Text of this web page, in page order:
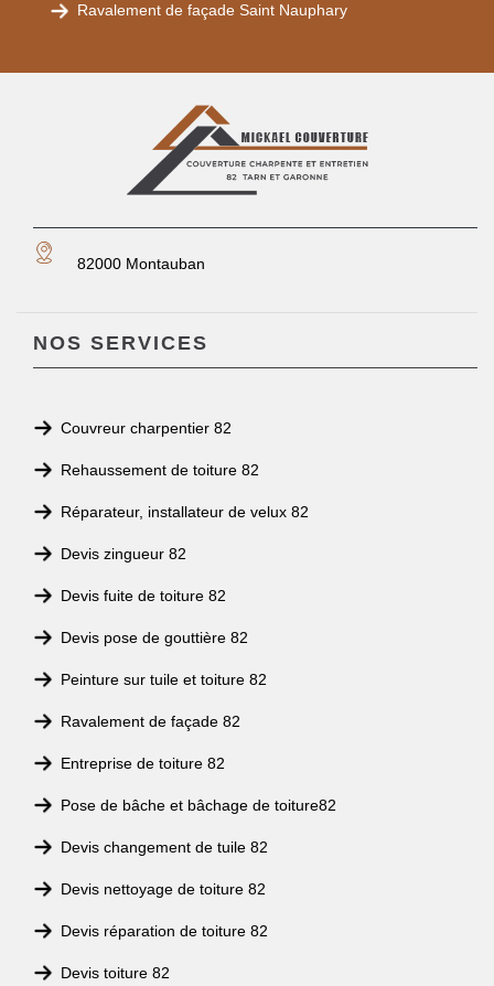
Ravalement de façade Saint Nauphary
82000 Montauban
NOS SERVICES
Couvreur charpentier 82
Rehaussement de toiture 82
Réparateur, installateur de velux 82
Devis zingueur 82
Devis fuite de toiture 82
Devis pose de gouttière 82
Peinture sur tuile et toiture 82
Ravalement de façade 82
Entreprise de toiture 82
Pose de bâche et bâchage de toiture82
Devis changement de tuile 82
Devis nettoyage de toiture 82
Devis réparation de toiture 82
Devis toiture 82